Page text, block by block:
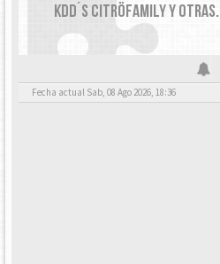
KDD´S CITRÖFAMILY Y OTRAS.
Fecha actual Sab, 08 Ago 2026, 18:36